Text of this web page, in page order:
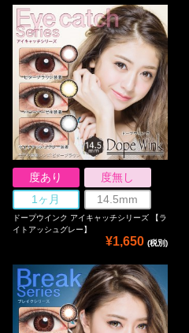
度あり
度無し
1ヶ月
14.5mm
ドープウインク アイキャッチシリーズ 【ラ
イトアッシュグレー】
¥1,650 (税別)